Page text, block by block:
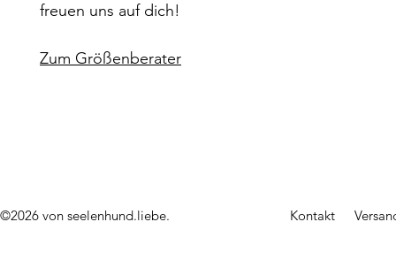
freuen uns auf dich!
Zum Größenberater
©2026 von seelenhund.liebe. Kontakt